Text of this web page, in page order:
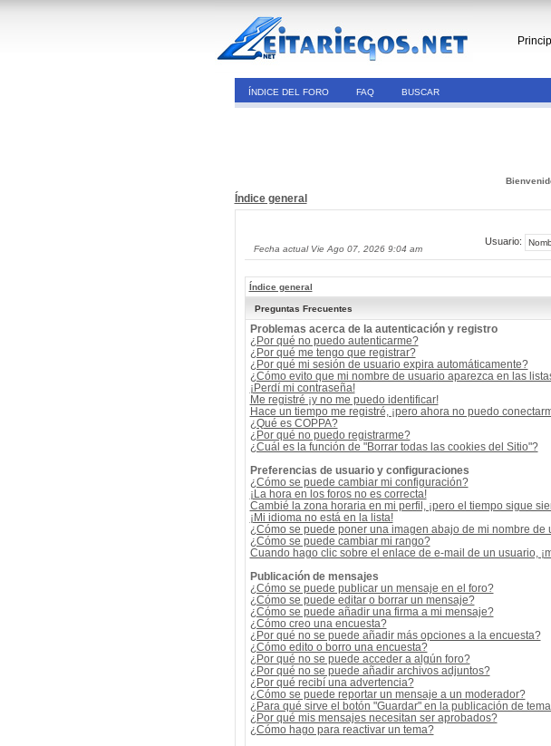
ÍNDICE DEL FORO FAQ BUSCAR
Índice general
Fecha actual Vie Ago 07, 2026 9:04 am
Usuario:
Índice general
Preguntas Frecuentes
Problemas acerca de la autenticación y registro
¿Por qué no puedo autenticarme?
¿Por qué me tengo que registrar?
¿Por qué mi sesión de usuario expira automáticamente?
¿Cómo evito que mi nombre de usuario aparezca en las
¡Perdí mi contraseña!
Me registré ¡y no me puedo identificar!
Hace un tiempo me registré, ¡pero ahora no puedo
¿Qué es COPPA?
¿Por qué no puedo registrarme?
¿Cuál es la función de "Borrar todas las cookies del Sitio"?
Preferencias de usuario y configuraciones
¿Cómo se puede cambiar mi configuración?
¡La hora en los foros no es correcta!
Cambié la zona horaria en mi perfil, ¡pero el tiempo sigue
¡Mi idioma no está en la lista!
¿Cómo se puede poner una imagen abajo de mi nombre de
¿Cómo se puede cambiar mi rango?
Cuando hago clic sobre el enlace de e-mail de un usuario,
Publicación de mensajes
¿Cómo se puede publicar un mensaje en el foro?
¿Cómo se puede editar o borrar un mensaje?
¿Cómo se puede añadir una firma a mi mensaje?
¿Cómo creo una encuesta?
¿Por qué no se puede añadir más opciones a la encuesta?
¿Cómo edito o borro una encuesta?
¿Por qué no se puede acceder a algún foro?
¿Por qué no se puede añadir archivos adjuntos?
¿Por qué recibí una advertencia?
¿Cómo se puede reportar un mensaje a un moderador?
¿Para qué sirve el botón "Guardar" en la publicación de
¿Por qué mis mensajes necesitan ser aprobados?
¿Cómo hago para reactivar un tema?